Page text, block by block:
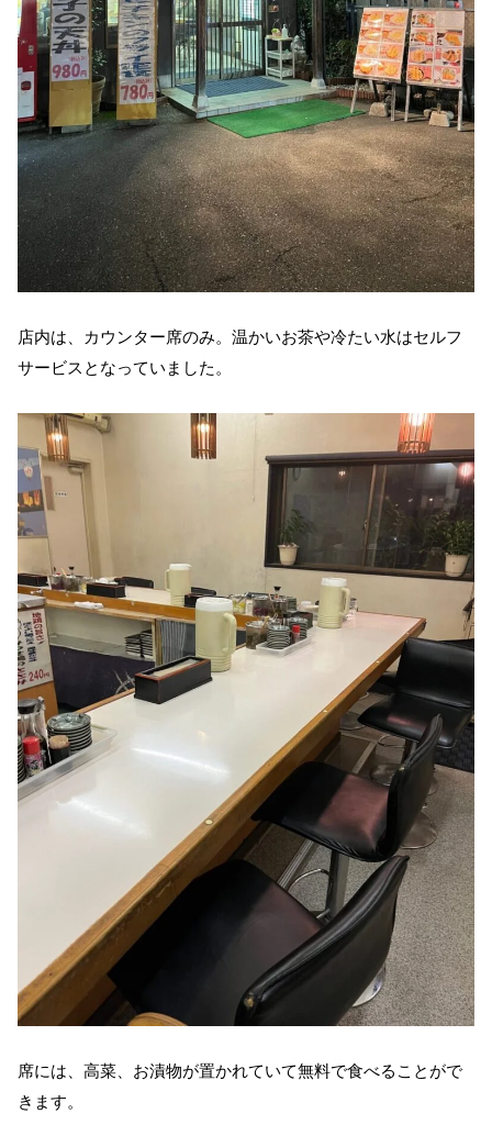
店内は、カウンター席のみ。温かいお茶や冷たい水はセルフ
サービスとなっていました。
席には、高菜、お漬物が置かれていて無料で食べることがで
きます。